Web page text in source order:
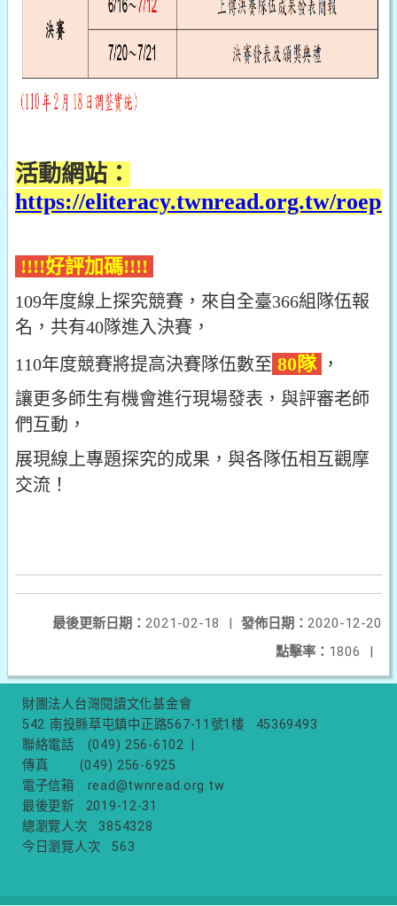
活動網站：
https://eliteracy.twnread.org.tw/
!!!!好評加碼!!!!
109年度線上探究競賽，來自全臺366組隊伍報
名，共有40隊進入決賽，
110年度競賽將提高決賽隊伍數至 80隊
，
讓更多師生有機會進行現場發表，與評審老師
們互動，
展現線上專題探究的成果，與各隊伍相互觀摩
交流！
發佈日期： 2020-12-20
最後更新日期： 2021-02-18
|
點擊率： 1806 |
財團法人台灣閱讀文化基金會
542 南投縣草屯鎮中正路567-11號1樓
45369493
聯絡電話
(049) 256-6102
傳真
(049) 256-6925
電子信箱
read@twnread.org.tw
最後更新
2019-12-31
總瀏覽人次
3854328
今日瀏覽人次
563